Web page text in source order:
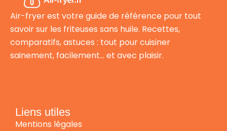
Air-fryer est votre guide de référence pour tout
savoir sur les friteuses sans huile. Recettes,
comparatifs, astuces : tout pour cuisiner
sainement, facilement… et avec plaisir.
Liens utiles
Mentions légales